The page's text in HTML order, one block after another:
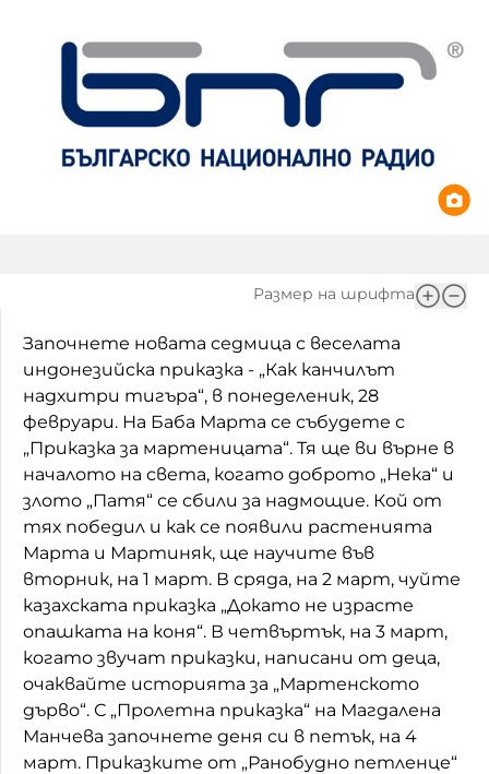
Приказки
История на изкуството
Музикална кутийка
Къщата
Златната ябълка
Непознатите думи
Като Айнщайн
Домашен любимец
Питаме Ви
До ре ми
Кои сме ние?
Размер на шрифта
Започнете новата седмица с веселата
индонезийска приказка - „Как канчилът
надхитри тигъра“, в понеделеник, 28
февруари. На Баба Марта се събудете с
„Приказка за мартеницата“. Тя ще ви върне в
началото на света, когато доброто „Нека“ и
злото „Патя“ се сбили за надмощие. Кой от
тях победил и как се появили растенията
Марта и Мартиняк, ще научите във
вторник, на 1 март. В сряда, на 2 март, чуйте
казахската приказка „Докато не израсте
опашката на коня“. В четвъртък, на 3 март,
когато звучат приказки, написани от деца,
очаквайте историята за „Мартенското
дърво“. С „Пролетна приказка“ на Магдалена
Манчева започнете деня си в петък, на 4
март. Приказките от „Ранобудно петленце“